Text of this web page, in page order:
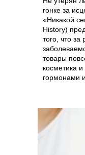
гонке за
«Никакой
History)
того, что за
товары
косметика
гормонами